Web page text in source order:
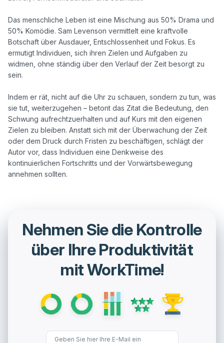
Das menschliche Leben ist eine Mischung aus 50% Drama und
50% Komödie. Sam Levenson vermittelt eine kraftvolle
Botschaft über Ausdauer, Entschlossenheit und Fokus. Es
ermutigt Individuen, sich ihren Zielen und Aufgaben zu
widmen, ohne ständig über den Verlauf der Zeit besorgt zu
sein.
Indem er rät, nicht auf die Uhr zu schauen, sondern zu tun, was
sie tut, weiterzugehen – betont das Zitat die Bedeutung, den
Schwung aufrechtzuerhalten und auf Kurs mit den eigenen
Zielen zu bleiben. Anstatt sich mit der Überwachung der Zeit
oder dem Druck durch Fristen zu beschäftigen, schlägt der
Autor vor, dass Individuen eine Denkweise des
kontinuierlichen Fortschritts und der Vorwärtsbewegung
Nehmen Sie die Kontrolle
über Ihre Produktivität
mit WorkTime!